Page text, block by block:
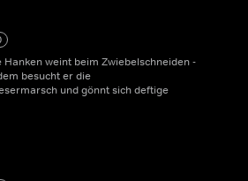
Hanken weint beim Zwiebelschneiden -
besucht er die
und gönnt sich deftige